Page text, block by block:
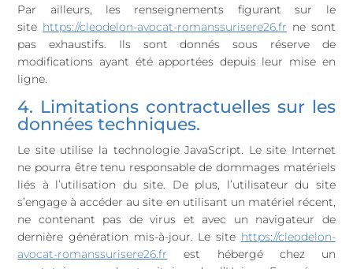
Par ailleurs, les renseignements figurant sur le
site https://cleodelon-avocat-romanssurisere26.fr ne sont
pas exhaustifs. Ils sont donnés sous réserve de
modifications ayant été apportées depuis leur mise en
ligne.
4. Limitations contractuelles sur les
données techniques.
Le site utilise la technologie JavaScript. Le site Internet
ne pourra être tenu responsable de dommages matériels
liés à l’utilisation du site. De plus, l’utilisateur du site
s’engage à accéder au site en utilisant un matériel récent,
ne contenant pas de virus et avec un navigateur de
dernière génération mis-à-jour. Le site https://cleodelon-
avocat-romanssurisere26.fr
est hébergé chez un